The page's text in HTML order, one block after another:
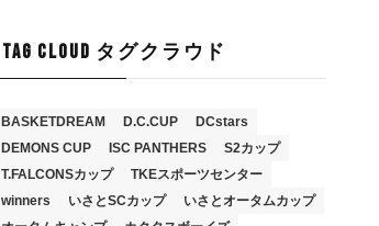
TAG CLOUD タグクラウド
BASKETDREAM D.C.CUP
DCstars
DEMONS CUP
ISC PANTHERS
S2カップ
T.FALCONSカップ
TKEスポーツセンター
winners
いさとSCカップ
いさとオータムカップ